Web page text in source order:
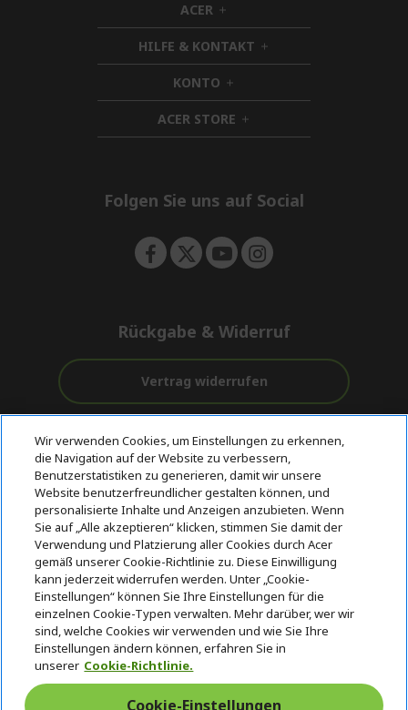
ACER h
i
d
d
e
n
HILFE & KONTAKT h
i
d
n
KONTO h
i
d
d
ACER STORE h
i
e
Folgen Sie uns auf Social
Rückgabe & Widerruf
Vertrag widerrufen
Kostenloser
Versand
vor und nach
dem Kauf
Zahlung
© 2026 Acer Inc.
CPYou BV ist der autorisierte Wiederverkäufer und Händler der
Produkte und Dienstleistungen, die in diesem Shop angeboten
werden.
Deutschland/Österreich
Wir verwenden Cookies, um Einstellungen zu erkennen,
die Navigation auf der Website zu verbessern,
Benutzerstatistiken zu generieren, damit wir unsere
Website benutzerfreundlicher gestalten können, und
personalisierte Inhalte und Anzeigen anzubieten. Wenn
Sie auf „Alle akzeptieren“ klicken, stimmen Sie damit der
Verwendung und Platzierung aller Cookies durch Acer
gemäß unserer Cookie-Richtlinie zu. Diese Einwilligung
kann jederzeit widerrufen werden. Unter „Cookie-
Einstellungen“ können Sie Ihre Einstellungen für die
einzelnen Cookie-Typen verwalten. Mehr darüber, wer wir
sind, welche Cookies wir verwenden und wie Sie Ihre
Einstellungen ändern können, erfahren Sie in
unserer Cookie-Richtlinie.
Cookie-Einstellungen